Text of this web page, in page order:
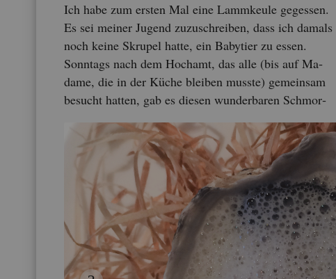
Ich habe zum ers­ten Mal eine Lamm­keu­le ge­ges­sen.
Es sei mei­ner Ju­gend zu­zu­schrei­ben, dass ich da­mals
noch keine Skru­pel hatte, ein Ba­by­tier zu essen.
Sonn­tags nach dem Hoch­amt, das alle (bis auf Ma­
dame, die in der Küche blei­ben muss­te) ge­mein­sam
be­sucht hat­ten, gab es die­sen wun­der­ba­ren Schmor­